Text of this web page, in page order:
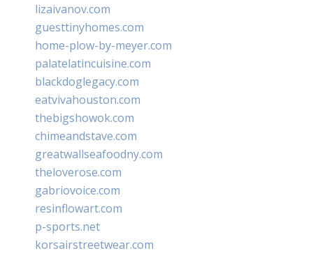
lizaivanov.com
guesttinyhomes.com
home-plow-by-meyer.com
palatelatincuisine.com
blackdoglegacy.com
eatvivahouston.com
thebigshowok.com
chimeandstave.com
greatwallseafoodny.com
theloverose.com
gabriovoice.com
resinflowart.com
p-sports.net
korsairstreetwear.com